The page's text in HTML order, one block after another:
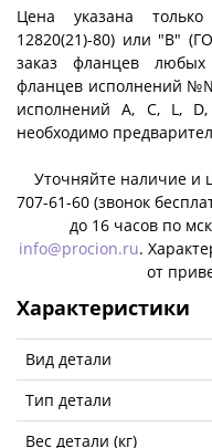
Цена указана
12820(21)-80) или "B"
заказ фланцев
фланцев исполнений №№
исполнений A, C, L,
необходимо
Уточняйте наличие и
707-61-60 (звонок
до 16 часов по
info@procion.ru.
от
Характеристики
Вид детали
Тип детали
Вес детали (кг)